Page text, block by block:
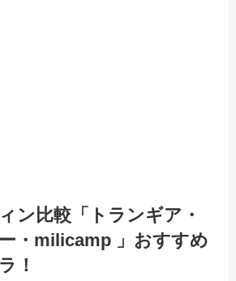
ン比較「トランギア・
・milicamp 」おすすめ
！